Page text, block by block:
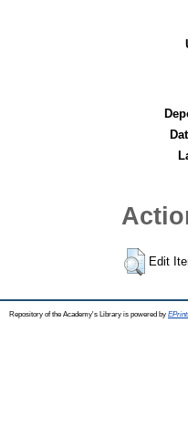
Edit
Repository of the Academy's Library is powered by